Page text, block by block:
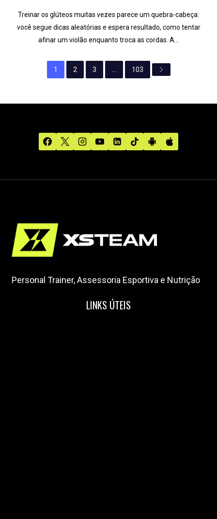
Treinar os glúteos muitas vezes parece um quebra-cabeça:
você segue dicas aleatórias e espera resultado, como tentar
afinar um violão enquanto troca as cordas. A…
1 2 3 103
Personal Trainer, Assessoria Esportiva e Nutrição
LINKS ÚTEIS